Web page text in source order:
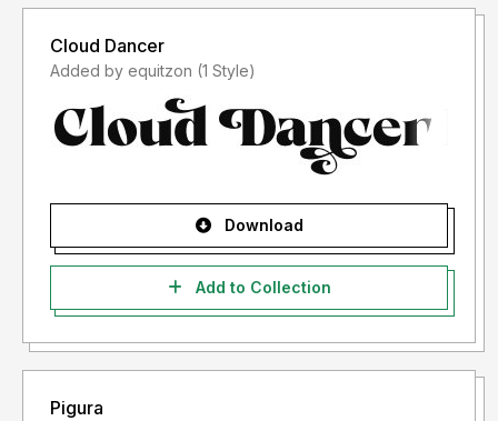
Cloud Dancer
Added by equitzon (1 Style)
Download
Add to Collection
Pigura